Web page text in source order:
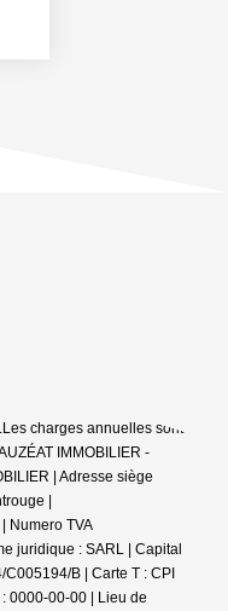
charges annuelles sont de
IMMOBILIER -
| Adresse siège
|
Numero TVA
juridique : SARL | Capital
C005194/B | Carte T : CPI
0000-00-00 | Lieu de